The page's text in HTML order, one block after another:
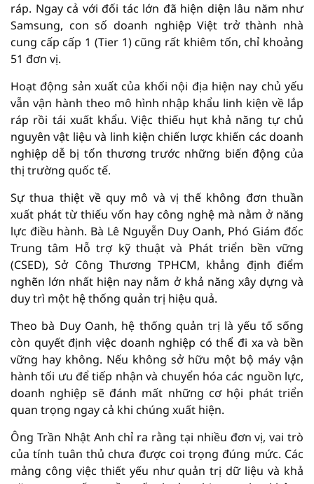
ráp. Ngay cả với đối tác lớn đã hiện diện lâu năm như
Samsung, con số doanh nghiệp Việt trở thành nhà
cung cấp cấp 1 (Tier 1) cũng rất khiêm tốn, chỉ khoảng
51 đơn vị.
Hoạt động sản xuất của khối nội địa hiện nay chủ yếu
vẫn vận hành theo mô hình nhập khẩu linh kiện về lắp
ráp rồi tái xuất khẩu. Việc thiếu hụt khả năng tự chủ
nguyên vật liệu và linh kiện chiến lược khiến các doanh
nghiệp dễ bị tổn thương trước những biến động của
thị trường quốc tế.
Sự thua thiệt về quy mô và vị thế không đơn thuần
xuất phát từ thiếu vốn hay công nghệ mà nằm ở năng
lực điều hành. Bà Lê Nguyễn Duy Oanh, Phó Giám đốc
Trung tâm Hỗ trợ kỹ thuật và Phát triển bền vững
(CSED), Sở Công Thương TPHCM, khẳng định điểm
nghẽn lớn nhất hiện nay nằm ở khả năng xây dựng và
duy trì một hệ thống quản trị hiệu quả.
Theo bà Duy Oanh, hệ thống quản trị là yếu tố sống
còn quyết định việc doanh nghiệp có thể đi xa và bền
vững hay không. Nếu không sở hữu một bộ máy vận
hành tối ưu để tiếp nhận và chuyển hóa các nguồn lực,
doanh nghiệp sẽ đánh mất những cơ hội phát triển
quan trọng ngay cả khi chúng xuất hiện.
Ông Trần Nhật Anh chỉ ra rằng tại nhiều đơn vị, vai trò
của tính tuân thủ chưa được coi trọng đúng mức. Các
mảng công việc thiết yếu như quản trị dữ liệu và khả